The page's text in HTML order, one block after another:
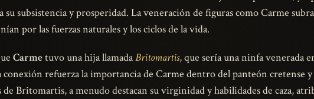
su subsistencia y prosperidad. La veneración de figuras como Carme
por las fuerzas naturales y los ciclos de la vida.
Carmetuvo una hija llamadaBritomartis, que sería una ninfa venerada
conexión refuerza la importancia de Carme dentro del panteón cretense
de Britomartis, a menudo destacan su virginidad y habilidades de caza,